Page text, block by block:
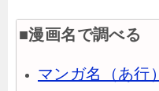
■漫画名で調べる
マンガ名（あ行）